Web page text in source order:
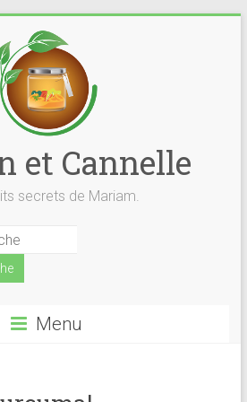
et Cannelle
secrets de Mariam.
Menu